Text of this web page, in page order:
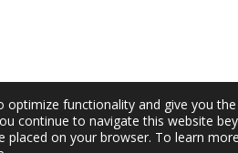
optimize functionality and give you
continue to navigate this website
placed on your browser. To learn